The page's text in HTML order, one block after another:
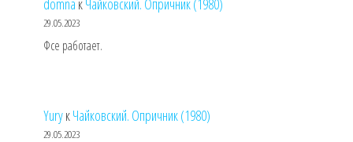
domna кЧайковский. Опричник (1980)
29.05.2023
Фсе работает.
YuryкЧайковский. Опричник (1980)
29.05.2023